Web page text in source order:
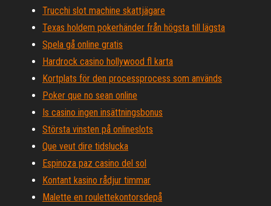
Trucchi slot machine skattjägare
Texas holdem pokerhänder från högsta till lägsta
Spela gå online gratis
Hardrock casino hollywood fl karta
Kortplats för den processprocess som används
Poker que no sean online
Is casino ingen insättningsbonus
Största vinsten på onlineslots
Que veut dire tidslucka
Espinoza paz casino del sol
Kontant kasino rådjur timmar
Malette en roulettekontorsdepå